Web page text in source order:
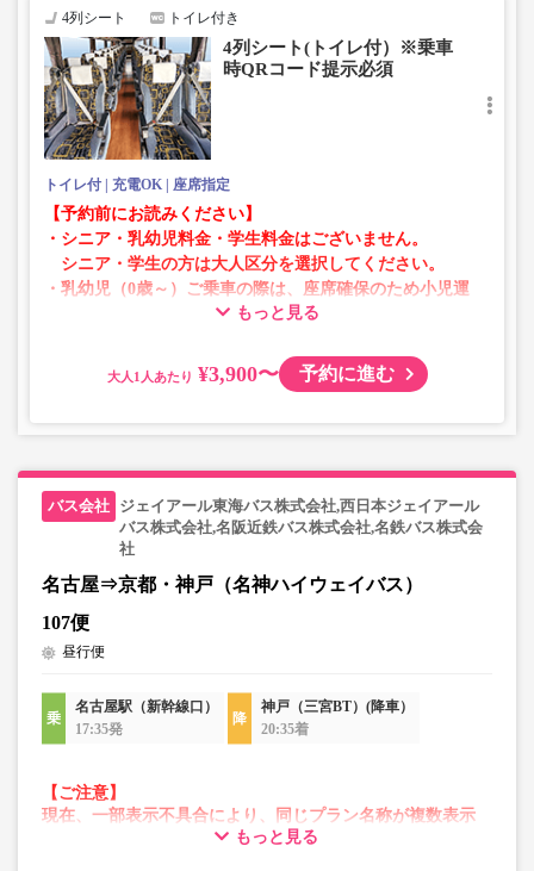
お手数をおかけいたしますが、エラー表示が出た場合は、
たします。
4列シート トイレ付き
4列シート(トイレ付）※乗車
時QRコード提示必須
トイレ付 充電OK 座席指定
【予約前にお読みください】
・シニア・乳幼児料金・学生料金はございません。
シニア・学生の方は大人区分を選択してください。
・乳幼児（0歳～）ご乗車の際は、座席確保のため小児運
賃での乗車券が必要です。
・AM1時～5時の間はシステムメンテナンスの為ご予約が
す。
・販売日・便ごとに随時価格が変動いたします。購入時に
販売価格をご確認の上でご予約をお願いいたします。
もっと見る
大人 ¥3,900〜 予約に進む
ジェイアール東海バス株式会社,西日本ジェイアール
バス株式会社,名阪近鉄バス株式会社,名鉄バス株式会
社
名古屋⇒京都・神戸（名神ハイウェイバス）
107便
昼行便
名古屋駅（新幹線口）
17:35発
神戸（三宮BT）(降車）
20:35着
【ご注意】
現在、一部表示不具合により、同じプラン名称が複数表示
される場合がございます。もっと見る